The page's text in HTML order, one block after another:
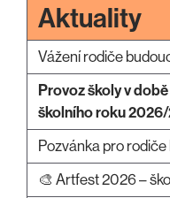
Aktuality
Vážení rodiče
Provoz školy v
školního roku
Pozvánka pro
🎨 Artfest 2026 –